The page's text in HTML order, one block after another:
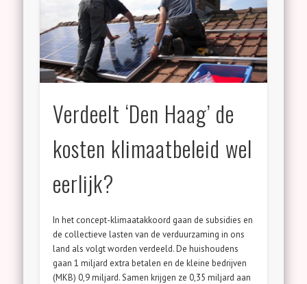
Verdeelt ‘Den Haag’ de
kosten klimaatbeleid wel
eerlijk?
In het concept-klimaatakkoord gaan de subsidies en
de collectieve lasten van de verduurzaming in ons
land als volgt worden verdeeld. De huishoudens
gaan 1 miljard extra betalen en de kleine bedrijven
(MKB) 0,9 miljard. Samen krijgen ze 0,35 miljard aan